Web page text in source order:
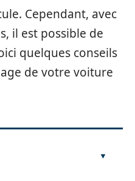
Cependant, avec
il est possible de
quelques conseils
de votre voiture